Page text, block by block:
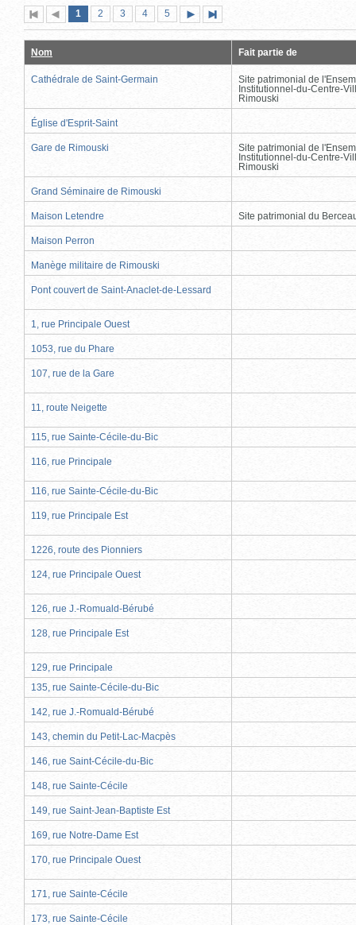
Première
page
Page
précédente
Page
1 (page
actuelle)
Page
2 Page
3 Page
4 Page
5
suivante
page
Nom Fait partie de
Cathédrale de Saint-Germain
Site patrimonial de
Institutionnel-du-Centre-
Rimouski
Église d'Esprit-Saint
Gare de Rimouski
Site patrimonial de
Institutionnel-du-Centre-
Rimouski
Grand Séminaire de Rimouski
Maison Letendre Site patrimonial du
Maison Perron
Manège militaire de Rimouski
Pont couvert de Saint-Anaclet-de-Lessard
1, rue Principale Ouest
1053, rue du Phare
107, rue de la Gare
11, route Neigette
115, rue Sainte-Cécile-du-Bic
116, rue Principale
116, rue Sainte-Cécile-du-Bic
119, rue Principale Est
1226, route des Pionniers
124, rue Principale Ouest
126, rue J.-Romuald-Bérubé
128, rue Principale Est
129, rue Principale
135, rue Sainte-Cécile-du-Bic
142, rue J.-Romuald-Bérubé
143, chemin du Petit-Lac-Macpès
146, rue Saint-Cécile-du-Bic
148, rue Sainte-Cécile
149, rue Saint-Jean-Baptiste Est
169, rue Notre-Dame Est
170, rue Principale Ouest
171, rue Sainte-Cécile
173, rue Sainte-Cécile